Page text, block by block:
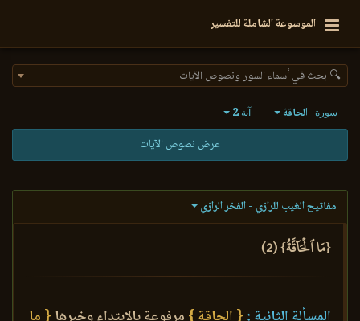
الموسوعة الشاملة للتفسير
🔍 بحث في أسماء السور ونصوص الآيات
سورة الحاقة آية 2
عرض نصوص الآيات
مفاتيح الغيب للرازي - الفخر الرازي
{مَا ٱلۡحَآقَّةُ} (2)